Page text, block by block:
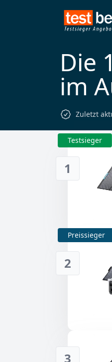
Die
im
Zuletzt
1
Testsieger
2
Preissieger
3